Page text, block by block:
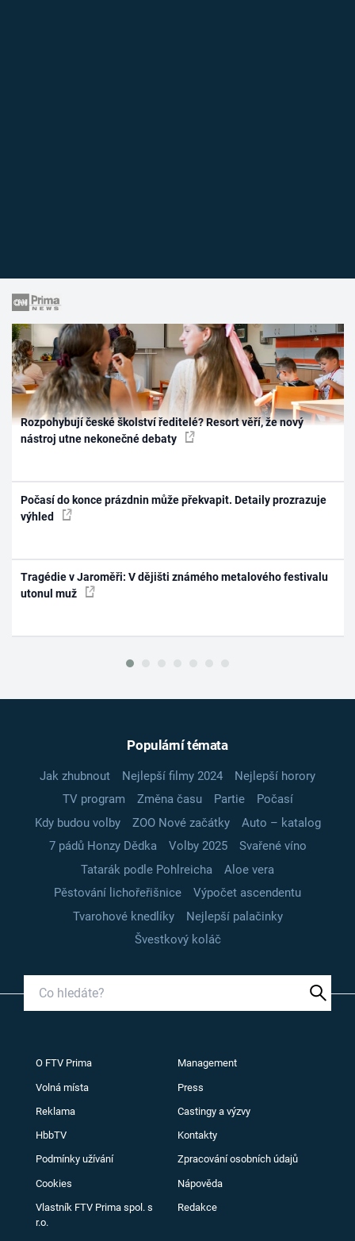
Rozpohybují české školství ředitelé? Resort věří, že nový
nástroj utne nekonečné debaty
Počasí do konce prázdnin může překvapit. Detaily prozrazuje
výhled
Tragédie v Jaroměři: V dějišti známého metalového festivalu
utonul muž
Populární témata
Jak zhubnout Nejlepší filmy 2024
Nejlepší horory
TV program
Změna času Partie
Počasí
Kdy budou volby
ZOO Nové začátky
Auto – katalog
7 pádů Honzy Dědka
Volby 2025
Svařené víno
Tatarák podle Pohlreicha
Aloe vera
Pěstování lichořeřišnice
Výpočet ascendentu
Tvarohové knedlíky
Nejlepší palačinky
Švestkový koláč
O FTV Prima Management
Volná místa Press
Reklama Castingy a výzvy
HbbTV Kontakty
Podmínky užívání Zpracování osobních údajů
Cookies Nápověda
Vlastník FTV Prima spol. s
r.o.
Redakce